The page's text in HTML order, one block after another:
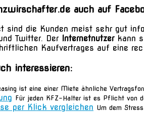
auch auf
sind die Kunden meist sehr gut
Twitter. Der Internetnutzerkann
Kaufvertrages auf eine
interessieren:
ist eine einer Miete ähnliche
Für jeden KFZ-Halter ist es Pflicht von
per Klick vergleichen Um dem